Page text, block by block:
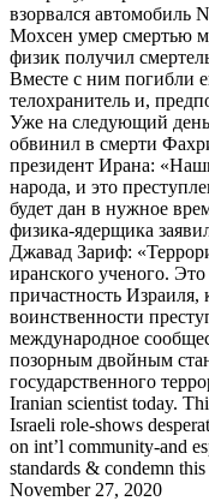
взорвался автомобиль
Мохсен умер смертью
физик получил
Вместе с ним погибли
телохранитель и,
Уже на следующий
обвинил в смерти
президент Ирана:
народа, и это
будет дан в нужное
физика-ядерщика
Джавад Зариф:
иранского ученого.
причастность Израиля,
воинственности
международное
позорным двойным
государственного
Iranian scientist today.
Israeli role-shows
on int’l community-and
standards & condemn
November 27, 2020